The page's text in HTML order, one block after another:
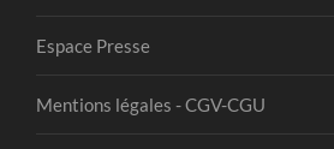
Espace Presse
Mentions légales - CGV-CGU